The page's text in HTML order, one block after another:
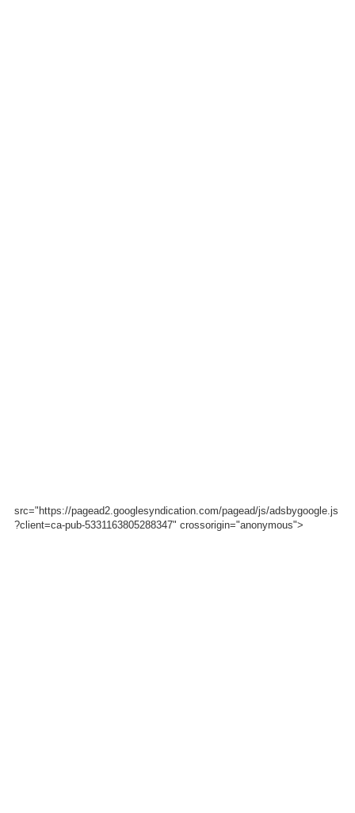
src="https://pagead2.googlesyndication.com/pagead/js/adsbygoogle.js
?client=ca-pub-5331163805288347" crossorigin="anonymous">